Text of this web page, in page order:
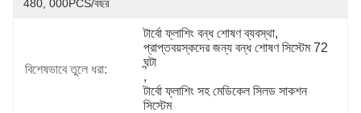
480, 000PCS/বছর
বিশেষভাবে তুলে ধরা:
টার্বো ফ্লাশিং বন্ধ শোষণ ব্যবস্থা,
প্রাপ্তবয়স্কদের জন্য বন্ধ শোষণ সিস্টেম 72
ঘন্টা
,
টার্বো ফ্লাশিং সহ মেডিকেল সিলড সাকশন
সিস্টেম